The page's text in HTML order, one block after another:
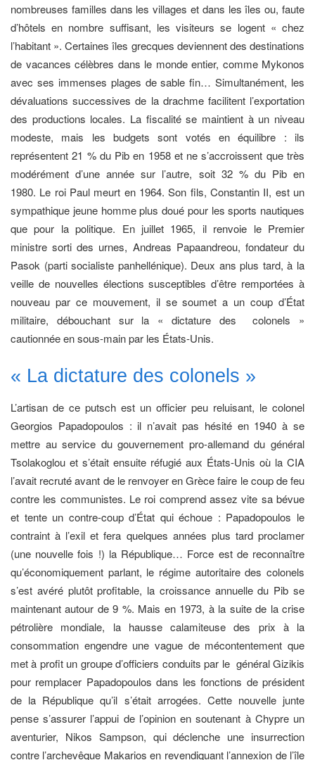
nombreuses familles dans les villages et dans les îles ou, faute
d’hôtels en nombre suffisant, les visiteurs se logent « chez
l’habitant ». Certaines îles grecques deviennent des destinations
de vacances célèbres dans le monde entier, comme Mykonos
avec ses immenses plages de sable fin… Simultanément, les
dévaluations successives de la drachme facilitent l’exportation
des productions locales. La fiscalité se maintient à un niveau
modeste, mais les budgets sont votés en équilibre : ils
représentent 21 % du Pib en 1958 et ne s’accroissent que très
modérément d’une année sur l’autre, soit 32 % du Pib en
1980. Le roi Paul meurt en 1964. Son fils, Constantin II, est un
sympathique jeune homme plus doué pour les sports nautiques
que pour la politique. En juillet 1965, il renvoie le Premier
ministre sorti des urnes, Andreas Papaandreou, fondateur du
Pasok (parti socialiste panhellénique). Deux ans plus tard, à la
veille de nouvelles élections susceptibles d’être remportées à
nouveau par ce mouvement, il se soumet a un coup d’État
militaire, débouchant sur la « dictature des colonels »
cautionnée en sous-main par les États-Unis.
« La dictature des colonels »
L’artisan de ce putsch est un officier peu reluisant, le colonel
Georgios Papadopoulos : il n’avait pas hésité en 1940 à se
mettre au service du gouvernement pro-allemand du général
Tsolakoglou et s’était ensuite réfugié aux États-Unis où la CIA
l’avait recruté avant de le renvoyer en Grèce faire le coup de feu
contre les communistes. Le roi comprend assez vite sa bévue
et tente un contre-coup d’État qui échoue : Papadopoulos le
contraint à l’exil et fera quelques années plus tard proclamer
(une nouvelle fois !) la République… Force est de reconnaître
qu’économiquement parlant, le régime autoritaire des colonels
s’est avéré plutôt profitable, la croissance annuelle du Pib se
maintenant autour de 9 %. Mais en 1973, à la suite de la crise
pétrolière mondiale, la hausse calamiteuse des prix à la
consommation engendre une vague de mécontentement que
met à profit un groupe d’officiers conduits par le général Gizikis
pour remplacer Papadopoulos dans les fonctions de président
de la République qu’il s’était arrogées. Cette nouvelle junte
pense s’assurer l’appui de l’opinion en soutenant à Chypre un
aventurier, Nikos Sampson, qui déclenche une insurrection
contre l’archevêque Makarios en revendiquant l’annexion de l’île